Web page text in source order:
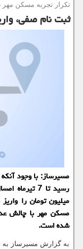
تكرار تجربه مسكن
ثبت نام صفی،
میلیون تومان را
مسكن مهر با چالش
شده است.
به گزارش مسیرساز به